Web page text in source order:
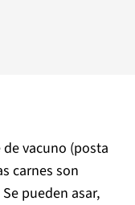
vacuno (posta
carnes son
pueden asar,